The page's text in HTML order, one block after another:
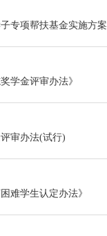
专项帮扶基金实施方案
学金评审办法》
审办法(试行)
难学生认定办法》